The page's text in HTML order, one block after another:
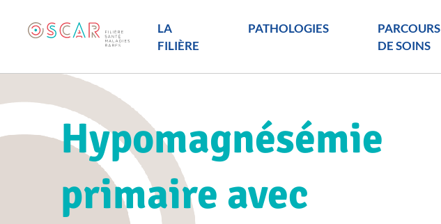
LA
FILIÈRE
PATHOLOGIES
PARCOURS
DE SOINS
Hypomagnésémie
primaire avec